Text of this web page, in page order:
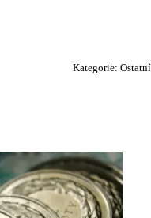
Kategorie: Ostatní